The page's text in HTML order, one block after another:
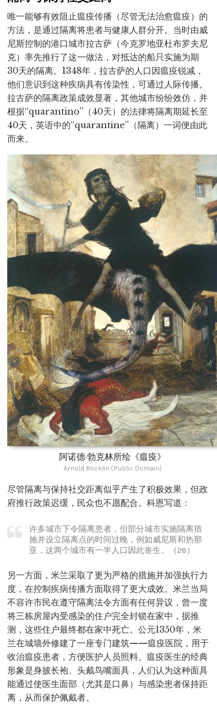
唯一能够有效阻止瘟疫传播（尽管无法治愈瘟疫）的
方法，是通过隔离将患者与健康人群分开。当时由威
尼斯控制的港口城市拉古萨（今克罗地亚杜布罗夫尼
克）率先推行了这一做法，对抵达的船只实施为期
30天的隔离。1348年，拉古萨的人口因瘟疫锐减，
他们意识到这种疾病具有传染性，可通过人际传播。
拉古萨的隔离政策成效显著，其他城市纷纷效仿，并
根据“quarantino”（40天）的法律将隔离期延长至
40天，英语中的“quarantine”（隔离）一词便由此
而来。
阿诺德·勃克林所绘《瘟疫》
Arnold Böcklin (Public Domain)
尽管隔离与保持社交距离似乎产生了积极效果，但政
府推行政策迟缓，民众也不愿配合。科恩写道：
许多城市下令隔离患者，但部分城市实施隔离措
施并设立隔离点的时间过晚，例如威尼斯和热那
亚，这两个城市有一半人口因此丧生。（28）
另一方面，米兰采取了更为严格的措施并加强执行力
度，在控制疾病传播方面取得了更大成效。米兰当局
不容许市民在遵守隔离法令方面有任何异议，曾一度
将三栋房屋内受感染的住户完全封锁在家中，据推
测，这些住户最终都在家中死亡。公元1350年，米
兰在城墙外修建了一座专门建筑——瘟疫医院，用于
收治瘟疫患者，方便医护人员照料。瘟疫医生的经典
形象是身披长袍、头戴鸟嘴面具，人们认为这种面具
能通过使医生面部（尤其是口鼻）与感染患者保持距
离，从而保护佩戴者。